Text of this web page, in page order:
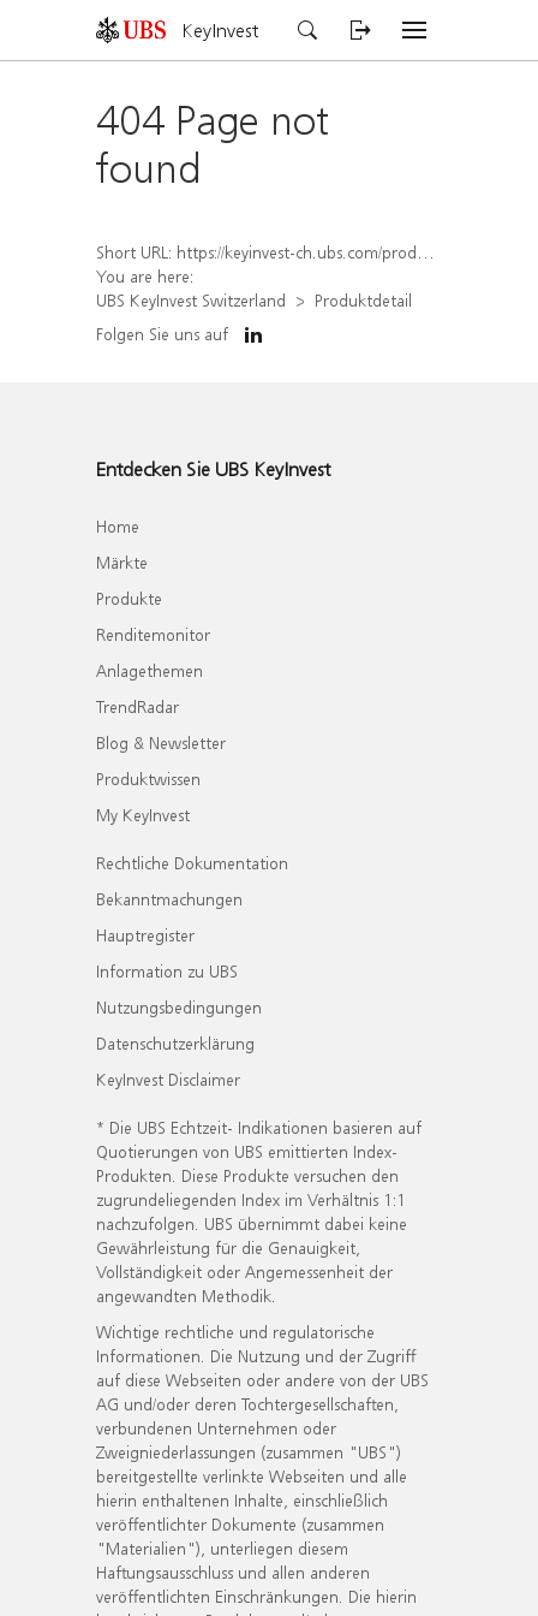
KeyInvest
404 Page not
found
Short URL: https://keyinvest-ch.ubs.com/produkt/detail/index/isin/CH1278647149
You are here:
UBS KeyInvest Switzerland
Produktdetail
Folgen Sie uns auf
Entdecken Sie UBS KeyInvest
Home
Märkte
Produkte
Renditemonitor
Anlagethemen
TrendRadar
Blog & Newsletter
Produktwissen
My KeyInvest
Rechtliche Dokumentation
Bekanntmachungen
Hauptregister
Information zu UBS
Nutzungsbedingungen
Datenschutzerklärung
KeyInvest Disclaimer
* Die UBS Echtzeit- Indikationen basieren auf
Quotierungen von UBS emittierten Index-
Produkten. Diese Produkte versuchen den
zugrundeliegenden Index im Verhältnis 1:1
nachzufolgen. UBS übernimmt dabei keine
Gewährleistung für die Genauigkeit,
Vollständigkeit oder Angemessenheit der
angewandten Methodik.
Wichtige rechtliche und regulatorische
Informationen. Die Nutzung und der Zugriff
auf diese Webseiten oder andere von der UBS
AG und/oder deren Tochtergesellschaften,
verbundenen Unternehmen oder
Zweigniederlassungen (zusammen "UBS")
bereitgestellte verlinkte Webseiten und alle
hierin enthaltenen Inhalte, einschließlich
veröffentlichter Dokumente (zusammen
"Materialien"), unterliegen diesem
Haftungsausschluss und allen anderen
veröffentlichten Einschränkungen. Die hierin